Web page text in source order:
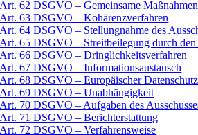
Art. 62 DSGVO – Gemeinsame
Art. 63 DSGVO – Kohärenzverfahren
Art. 64 DSGVO – Stellungnahme des
Art. 65 DSGVO – Streitbeilegung durch den
Art. 66 DSGVO – Dringlichkeitsverfahren
Art. 67 DSGVO – Informationsaustausch
Art. 68 DSGVO – Europäischer
Art. 69 DSGVO – Unabhängigkeit
Art. 70 DSGVO – Aufgaben des
Art. 71 DSGVO – Berichterstattung
Art. 72 DSGVO – Verfahrensweise